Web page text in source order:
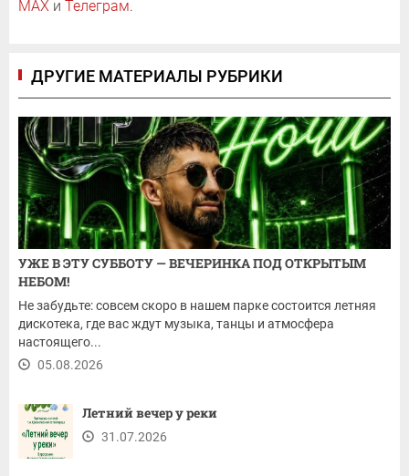
MAX и Телеграм.
ДРУГИЕ МАТЕРИАЛЫ РУБРИКИ
УЖЕ В ЭТУ СУББОТУ — ВЕЧЕРИНКА ПОД ОТКРЫТЫМ
НЕБОМ!
Не забудьте: совсем скоро в нашем парке состоится летняя
дискотека, где вас ждут музыка, танцы и атмосфера
настоящего...
05.08.2026
Летний вечер у реки
31.07.2026